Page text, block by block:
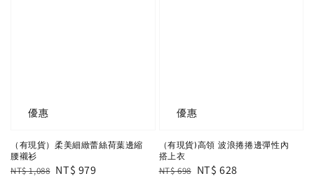
優惠
（有現貨）柔美細緻蕾絲荷葉邊縮
腰襯衫
Regular
NT$ 1,088 Sale
NT$ 979
優惠
（有現貨)高領 波浪捲捲邊彈性內
搭上衣
Regular
NT$ 698 Sale
NT$ 628